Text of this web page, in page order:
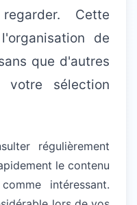
Cette
de
que d'autres
votre sélection
régulièrement
le contenu
intéressant.